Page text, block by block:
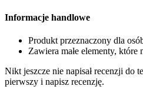
Informacje handlowe
Produkt przeznaczony dla
Zawiera małe elementy, które
Nikt jeszcze nie napisał recenzji do
pierwszy i napisz recenzję.